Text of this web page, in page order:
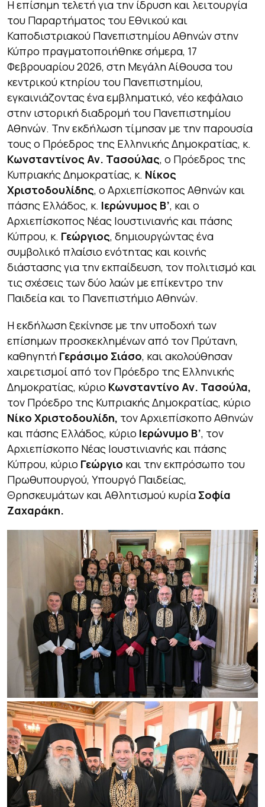
Η επίσημη τελετή για την ίδρυση και λειτουργία
του Παραρτήματος του Εθνικού και
Καποδιστριακού Πανεπιστημίου Αθηνών στην
Κύπρο πραγματοποιήθηκε σήμερα, 17
Φεβρουαρίου 2026, στη Μεγάλη Αίθουσα του
κεντρικού κτηρίου του Πανεπιστημίου,
εγκαινιάζοντας ένα εμβληματικό, νέο κεφάλαιο
στην ιστορική διαδρομή του Πανεπιστημίου
Αθηνών. Την εκδήλωση τίμησαν με την παρουσία
τους ο Πρόεδρος της Ελληνικής Δημοκρατίας, κ.
Κωνσταντίνος Αν. Τασούλας, ο Πρόεδρος της
Κυπριακής Δημοκρατίας, κ. Νίκος
Χριστοδουλίδης, ο Αρχιεπίσκοπος Αθηνών και
πάσης Ελλάδος, κ. Ιερώνυμος Β’, και ο
Αρχιεπίσκοπος Νέας Ιουστινιανής και πάσης
Κύπρου, κ. Γεώργιος, δημιουργώντας ένα
συμβολικό πλαίσιο ενότητας και κοινής
διάστασης για την εκπαίδευση, τον πολιτισμό και
τις σχέσεις των δύο λαών με επίκεντρο την
Παιδεία και το Πανεπιστήμιο Αθηνών.
Η εκδήλωση ξεκίνησε με την υποδοχή των
επίσημων προσκεκλημένων από τον Πρύτανη,
καθηγητή Γεράσιμο Σιάσο, και ακολούθησαν
χαιρετισμοί από τον Πρόεδρο της Ελληνικής
Δημοκρατίας, κύριο Κωνσταντίνο Αν. Τασούλα,
τον Πρόεδρο της Κυπριακής Δημοκρατίας, κύριο
Νίκο Χριστοδουλίδη, τον Αρχιεπίσκοπο Αθηνών
και πάσης Ελλάδος, κύριο Ιερώνυμο Β’, τον
Αρχιεπίσκοπο Νέας Ιουστινιανής και πάσης
Κύπρου, κύριο Γεώργιο και τηνεκπρόσωπο του
Πρωθυπουργού, Υπουργό Παιδείας,
Θρησκευμάτων και Αθλητισμού κυρία Σοφία
Ζαχαράκη.